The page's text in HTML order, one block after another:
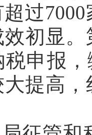
过
初显
申报
提高